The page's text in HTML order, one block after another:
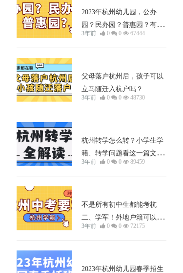
2023年杭州幼儿园，公办
园？民办园？普惠园？有什
么区别？
3年前 0 0 67444
父母落户杭州后，孩子可以
立马随迁入杭户吗？
3年前 0 0 48730
杭州转学怎么转？小学生学
籍、转学问题看这一篇文章
就够了！
3年前 0 0 89459
不是所有初中生都能考杭
二、学军！外地户籍可以在
杭州中考吗？个别生是什
3年前 0 0 72175
2023年杭州幼儿园春季招生